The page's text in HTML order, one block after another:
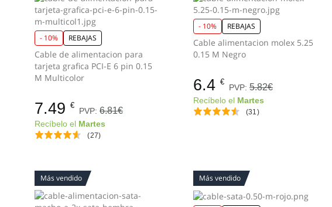
- 10% REBAJAS
Cable de alimentacion para
tarjeta grafica PCI-E 6 pin 0.15
M Multicolor
7.49 €
PVP:6.81€
Recíbelo el Martes
(27)
- 10% REBAJAS
Cable alimentacion molex 5.25
0.15 M Negro
6.4 €
PVP: 5.82€
Recíbelo el Martes
(31)
Más vendido Más vendido